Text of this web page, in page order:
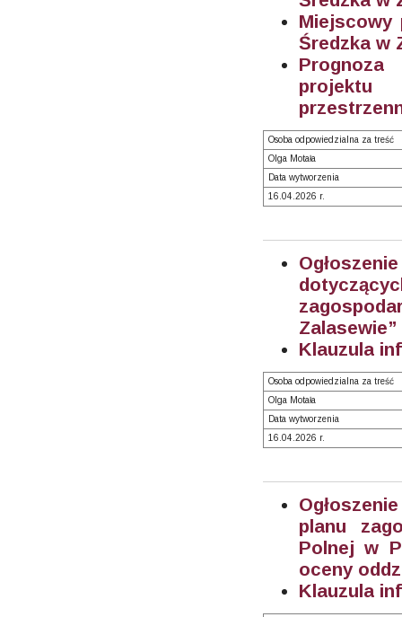
Miejscowy
Średzka w
projektu
Osoba odpowiedzialna za treść
Olga Motała
Data wytworzenia
16.04.2026 r.
Klauzula
Osoba odpowiedzialna za treść
Olga Motała
Data wytworzenia
16.04.2026 r.
planu
Polnej w
oceny
Klauzula